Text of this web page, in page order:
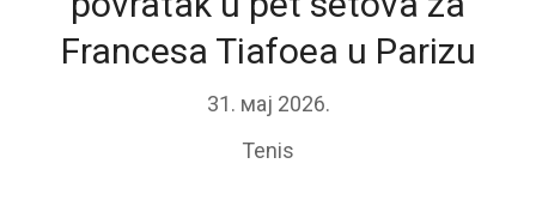
Francesa Tiafoea u Parizu
31. мај 2026.
Tenis